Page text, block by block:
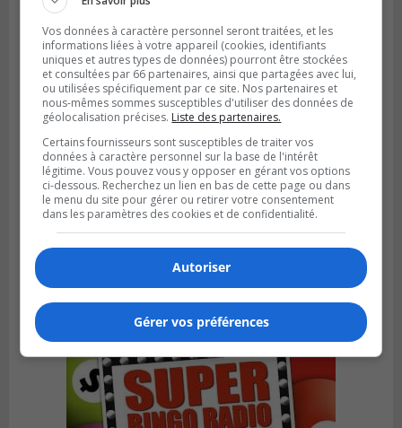
VIEUX-LONGUEUIL
Publié le 31 juillet 2026 à 14h20
Le RTL dévoile sa nouvelle flotte de
transport adapté
Vos données à caractère personnel seront traitées, et les
informations liées à votre appareil (cookies, identifiants
uniques et autres types de données) pourront être stockées
et consultées par 66 partenaires, ainsi que partagées avec lui,
ou utilisées spécifiquement par ce site. Nos partenaires et
nous-mêmes sommes susceptibles d'utiliser des données de
géolocalisation précises. Liste des partenaires.
Certains fournisseurs sont susceptibles de traiter vos
données à caractère personnel sur la base de l'intérêt
légitime. Vous pouvez vous y opposer en gérant vos options
ci-dessous. Recherchez un lien en bas de cette page ou dans
le menu du site pour gérer ou retirer votre consentement
dans les paramètres des cookies et de confidentialité.
Autoriser
Gérer vos préférences